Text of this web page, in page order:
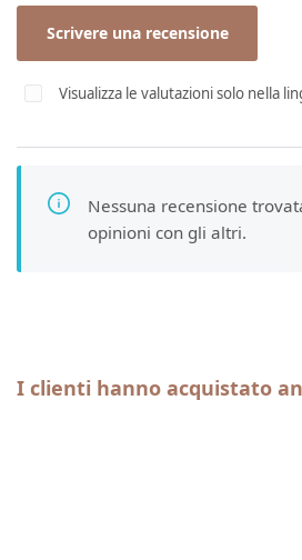
Scrivere una recensione
Visualizza le valutazioni solo nella
Nessuna recensione
opinioni con gli altri.
Salta la galleria dei prodotti
I clienti hanno acquistato